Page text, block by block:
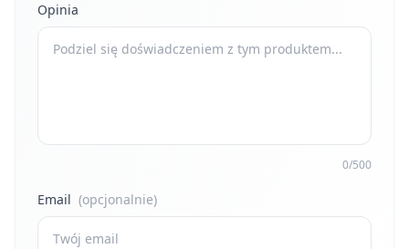
Opinia
0/500
Email (opcjonalnie)